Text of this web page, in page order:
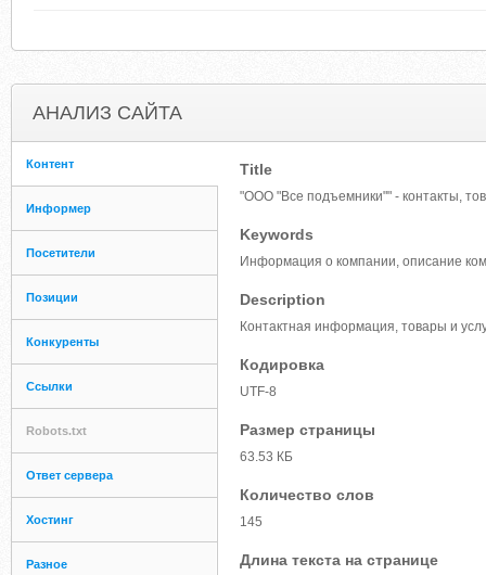
АНАЛИЗ САЙТА
Контент
Информер
Посетители
Позиции
Конкуренты
Ссылки
Robots.txt
Ответ сервера
Хостинг
Разное
Title
"ООО "Все подъемники"" - контакты,
Keywords
Информация о компании, описание
Description
Контактная информация, товары и
Кодировка
UTF-8
Размер страницы
63.53 КБ
Количество слов
145
Длина текста на странице